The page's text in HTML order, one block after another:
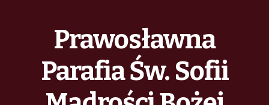
Prawosławna
Parafia Św. Sofii